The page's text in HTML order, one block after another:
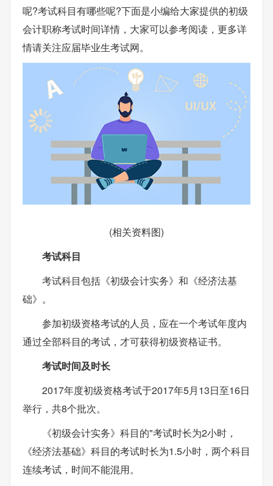
呢?考试科目有哪些呢?下面是小编给大家提供的初级
会计职称考试时间详情，大家可以参考阅读，更多详
情请关注应届毕业生考试网。
(相关资料图)
考试科目
考试科目包括《初级会计实务》和《经济法基
础》。
参加初级资格考试的人员，应在一个考试年度内
通过全部科目的考试，才可获得初级资格证书。
考试时间及时长
2017年度初级资格考试于2017年5月13日至16日
举行，共8个批次。
《初级会计实务》科目的"考试时长为2小时，
《经济法基础》科目的考试时长为1.5小时，两个科目
连续考试，时间不能混用。